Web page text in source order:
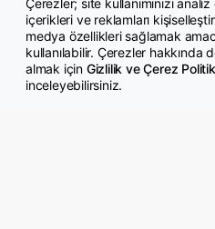
Çerezler; site kullanımınızı
içerikleri ve reklamları
medya özellikleri sağlamak
kullanılabilir. Çerezler hakkında
almak için Gizlilik ve Çerez
inceleyebilirsiniz.